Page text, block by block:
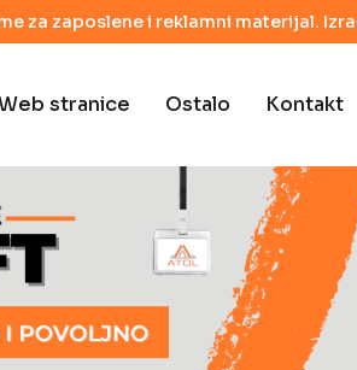
za zaposlene i reklamni materijal.
stranice Ostalo Kontakt